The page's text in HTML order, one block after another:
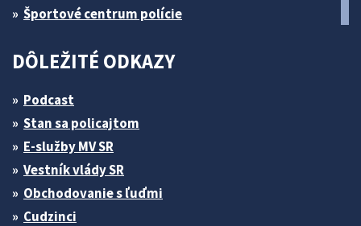
Športové centrum polície
DÔLEŽITÉ ODKAZY
Podcast
Stan sa policajtom
E-služby MV SR
Vestník vlády SR
Obchodovanie s ľuďmi
Cudzinci